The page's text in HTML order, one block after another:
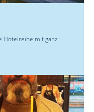
Hotelreihe mit ganz